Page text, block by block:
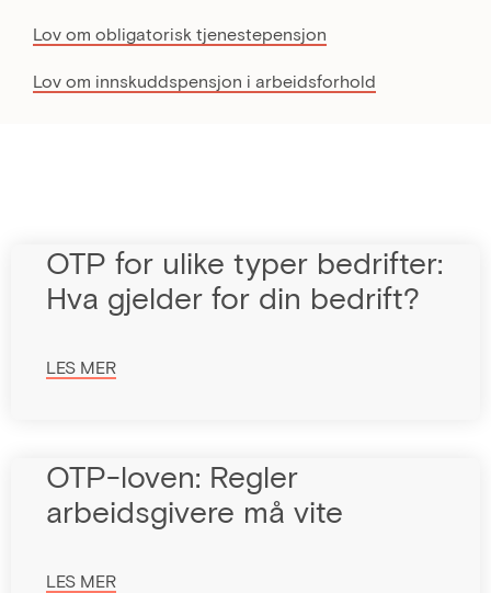
Lov om obligatorisk tjenestepensjon
Lov om innskuddspensjon i arbeidsforhold
OTP for ulike typer bedrifter:
Hva gjelder for din bedrift?
LES MER
OTP-loven: Regler
arbeidsgivere må vite
LES MER